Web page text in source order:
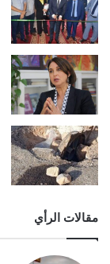
مقالات الرأي